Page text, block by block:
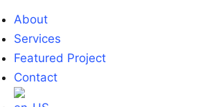
About
Services
Featured Project
Contact